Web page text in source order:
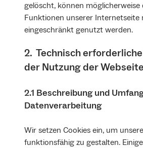
gelöscht, können möglicherweise
Funktionen unserer Internetseite
eingeschränkt genutzt werden.
2. Technisch
der Nutzung der
2.1 Beschreibung und
Datenverarbeitung
Wir setzen Cookies ein, um
funktionsfähig zu gestalten.